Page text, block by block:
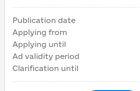
Publication date
Applying from
Applying until
Ad validity period
Clarification until